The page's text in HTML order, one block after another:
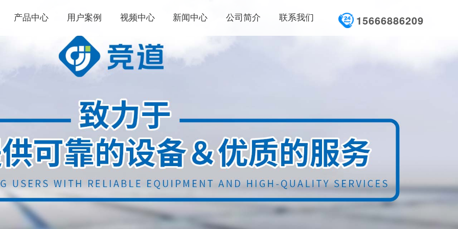
15666886209
产品中心 用户案例 视频中心 新闻中心 公司简介 联系我们